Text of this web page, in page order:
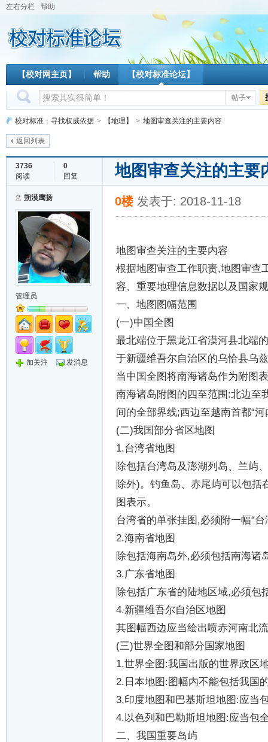
左右分栏 帮助
【校对网主页】 帮助 【校对标准论坛】
帖子
校对标准：寻找权威依据 > 【地理】 > 地图审查关注的主要内容
返回列表
3736
阅读
0
回复
地图审查关注的主
朔漠鹰扬
管理员
加关注 发消息
0楼 发表于: 2018-11-18
地图审查关注的主要内容
根据地图审查工作职责,地图审查
容、重要地理信息数据以及国家
一、地图图幅范围
(一)中国全图
最北端位于黑龙江省漠河县北端
于新疆维吾尔自治区的乌恰县乌
当中国全图将南海诸岛作为附图
南海诸岛附图的四至范围 :北边至
间的全部界线;西边至越南首都“河
(二)我国部分省区地图
1.台湾省地图
除包括台湾岛及澎湖列岛、兰屿
除外)。钓鱼岛、赤尾屿可以包括
图表示。
台湾省的单张挂图 ,必须附一幅“台
2.海南省地图
除包括海南岛外,必须包括南海诸
3.广东省地图
除包括广东省的陆地区域,必须包
4.新疆维吾尔自治区地图
其图幅西边应当绘出喷赤河南北
(三)世界全图和部分国家地图
1.世界全图 :我国出版的世界政区
2. 日本地图 :图幅内不能包括我国
3.印度地图和巴基斯坦地图 :应当
4.以色列和巴勒斯坦地图 :应当包
二、我国重要岛屿